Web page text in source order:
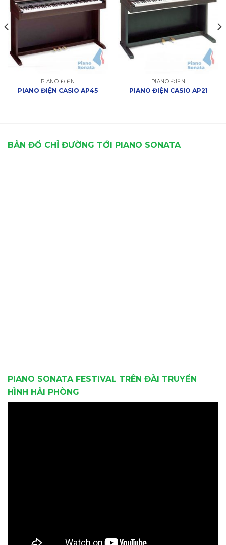
PIANO ĐIỆN
PIANO ĐIỆN CASIO AP45
PIANO ĐIỆN
PIANO ĐIỆN CASIO AP21
BẢN ĐỒ CHỈ ĐƯỜNG TỚI PIANO SONATA
PIANO SONATA FESTIVAL TRÊN ĐÀI TRUYỀN
HÌNH HẢI PHÒNG